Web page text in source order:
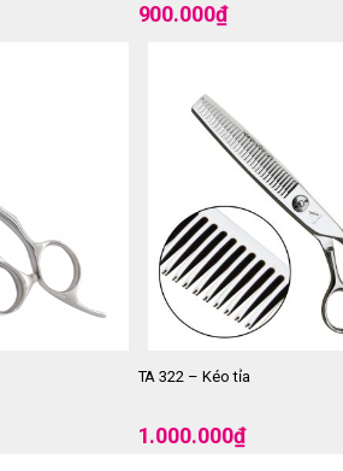
900.000₫
TA 322 – Kéo tỉa
1.000.000₫